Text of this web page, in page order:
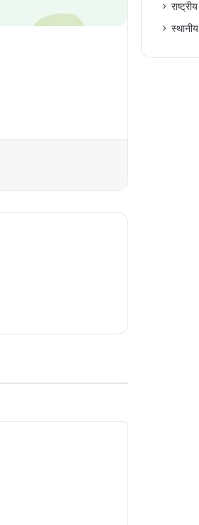
राष्ट्रीय
स्थानीय